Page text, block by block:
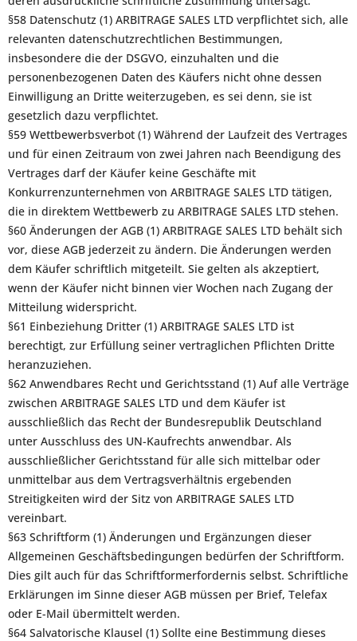
§58 Datenschutz (1) ARBITRAGE SALES LTD verpflichtet sich, alle
relevanten datenschutzrechtlichen Bestimmungen,
insbesondere die der DSGVO, einzuhalten und die
personenbezogenen Daten des Käufers nicht ohne dessen
Einwilligung an Dritte weiterzugeben, es sei denn, sie ist
gesetzlich dazu verpflichtet.
§59 Wettbewerbsverbot (1) Während der Laufzeit des Vertrages
und für einen Zeitraum von zwei Jahren nach Beendigung des
Vertrages darf der Käufer keine Geschäfte mit
Konkurrenzunternehmen von ARBITRAGE SALES LTD tätigen,
die in direktem Wettbewerb zu ARBITRAGE SALES LTD stehen.
§60 Änderungen der AGB (1) ARBITRAGE SALES LTD behält sich
vor, diese AGB jederzeit zu ändern. Die Änderungen werden
dem Käufer schriftlich mitgeteilt. Sie gelten als akzeptiert,
wenn der Käufer nicht binnen vier Wochen nach Zugang der
Mitteilung widerspricht.
§61 Einbeziehung Dritter (1) ARBITRAGE SALES LTD ist
berechtigt, zur Erfüllung seiner vertraglichen Pflichten Dritte
heranzuziehen.
§62 Anwendbares Recht und Gerichtsstand (1) Auf alle Verträge
zwischen ARBITRAGE SALES LTD und dem Käufer ist
ausschließlich das Recht der Bundesrepublik Deutschland
unter Ausschluss des UN-Kaufrechts anwendbar. Als
ausschließlicher Gerichtsstand für alle sich mittelbar oder
unmittelbar aus dem Vertragsverhältnis ergebenden
Streitigkeiten wird der Sitz von ARBITRAGE SALES LTD
vereinbart.
§63 Schriftform (1) Änderungen und Ergänzungen dieser
Allgemeinen Geschäftsbedingungen bedürfen der Schriftform.
Dies gilt auch für das Schriftformerfordernis selbst. Schriftliche
Erklärungen im Sinne dieser AGB müssen per Brief, Telefax
oder E-Mail übermittelt werden.
§64 Salvatorische Klausel (1) Sollte eine Bestimmung dieses